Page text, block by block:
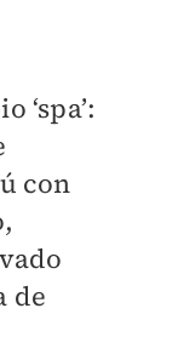
‘spa’:
con
de